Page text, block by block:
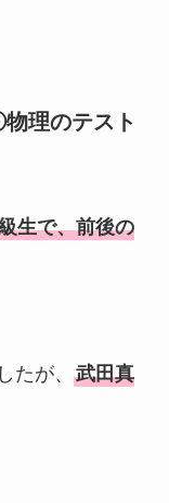
理のテスト
生で、前後の
たが、 武田真